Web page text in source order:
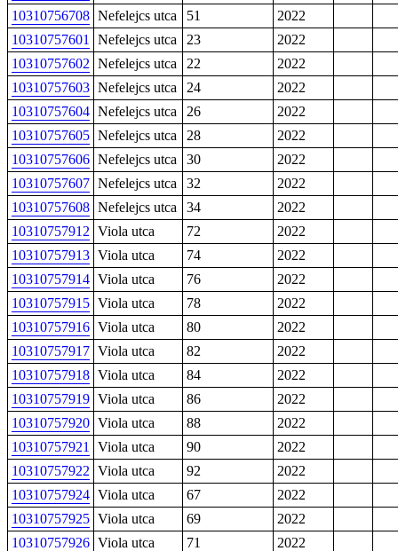
10310756708 Nefelejcs utca 51
2022
10310757601
Nefelejcs utca 23
2022
10310757602 Nefelejcs utca 22
2022
10310757603 Nefelejcs utca 24
2022
10310757604 Nefelejcs utca 26
2022
10310757605 Nefelejcs utca 28
2022
10310757606 Nefelejcs utca 30
2022
10310757607 Nefelejcs utca 32
2022
10310757608 Nefelejcs utca 34
2022
10310757912 Viola utca 72
2022
10310757913 Viola utca 74
2022
10310757914 Viola utca 76
2022
10310757915 Viola utca 78
2022
10310757916 Viola utca 80
2022
10310757917 Viola utca 82
2022
10310757918 Viola utca 84
2022
10310757919 Viola utca 86
2022
10310757920 Viola utca 88
2022
10310757921
Viola utca 90
2022
10310757922 Viola utca 92
2022
10310757924 Viola utca 67
2022
10310757925 Viola utca 69
2022
10310757926 Viola utca 71
2022